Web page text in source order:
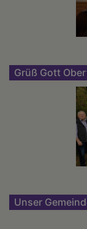
Grüß Gott
Unser